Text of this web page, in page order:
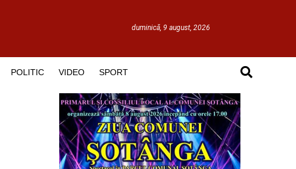
duminică, 9 august, 2026
POLITIC VIDEO SPORT